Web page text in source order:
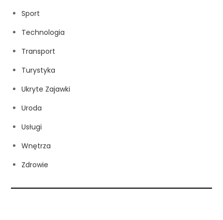
Sport
Technologia
Transport
Turystyka
Ukryte Zajawki
Uroda
Usługi
Wnętrza
Zdrowie